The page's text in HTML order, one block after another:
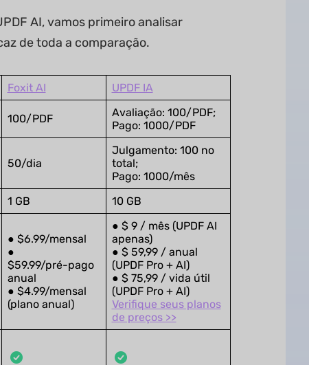
AI, vamos primeiro analisar
de toda a comparação.
Foxit AI UPDF IA
100/PDF
Avaliação: 100/PDF;
Pago: 1000/PDF
50/dia
Julgamento: 100 no
total;
Pago: 1000/mês
1 GB 10 GB
● $6.99/mensal
●
$59.99/pré-pago
anual
● $4.99/mensal
(plano anual)
● $ 9 / mês (UPDF AI
apenas)
● $ 59,99 / anual
(UPDF Pro + AI)
● $ 75,99 / vida útil
(UPDF Pro + AI)
Verifique seus planos
de preços >>